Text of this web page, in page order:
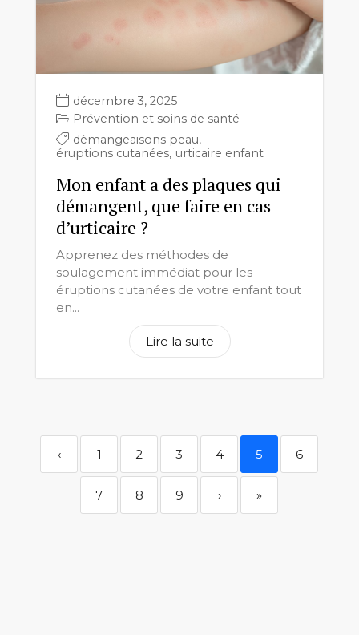
décembre 3, 2025
Prévention et soins de santé
démangeaisons peau,
éruptions cutanées, urticaire enfant
Mon enfant a des plaques qui
démangent, que faire en cas
d’urticaire ?
Apprenez des méthodes de
soulagement immédiat pour les
éruptions cutanées de votre enfant tout
en...
Lire la suite
‹ 1 2 3 4 5 6
7 8 9 › »